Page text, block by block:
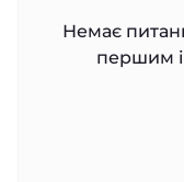
Немає
першим і